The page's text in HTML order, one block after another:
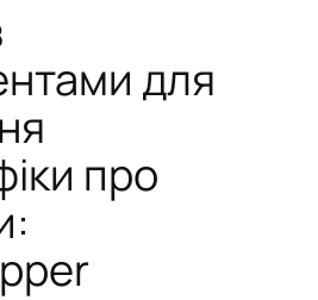
для
про